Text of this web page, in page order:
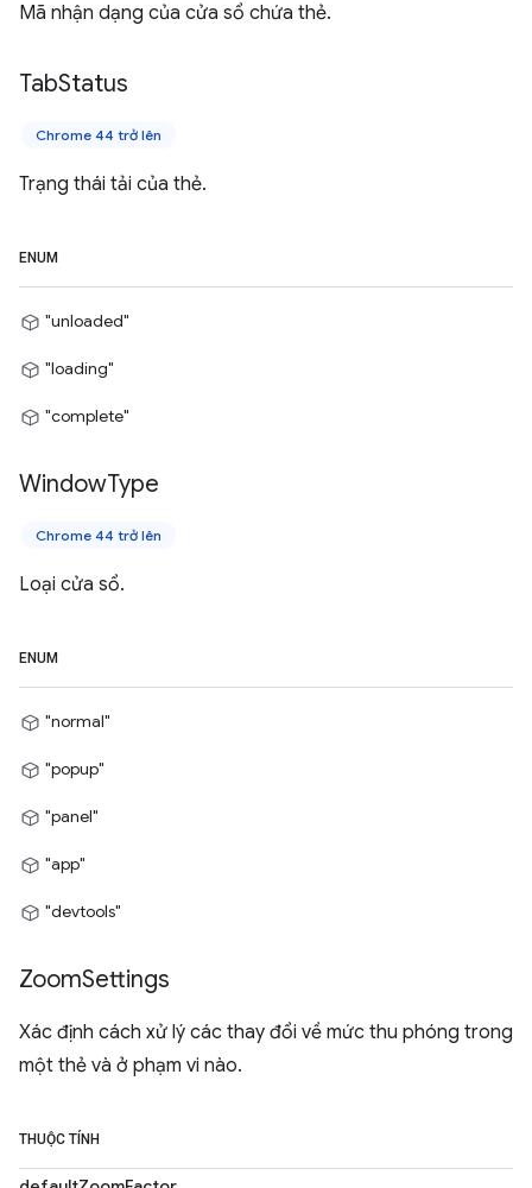
Mã nhận dạng của cửa sổ chứa thẻ.
TabStatus
Chrome 44 trở lên
Trạng thái tải của thẻ.
ENUM
"unloaded"
"loading"
"complete"
WindowType
Chrome 44 trở lên
Loại cửa sổ.
ENUM
"normal"
"popup"
"panel"
"app"
"devtools"
ZoomSettings
Xác định cách xử lý các thay đổi về mức thu phóng trong
một thẻ và ở phạm vi nào.
THUỘC TÍNH